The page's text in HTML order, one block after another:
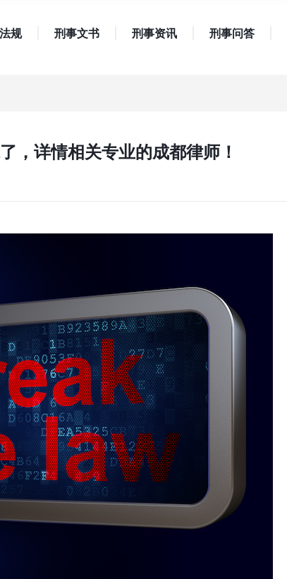
规 刑事文书 刑事资讯 刑事问答
，详情相关专业的成都律师！